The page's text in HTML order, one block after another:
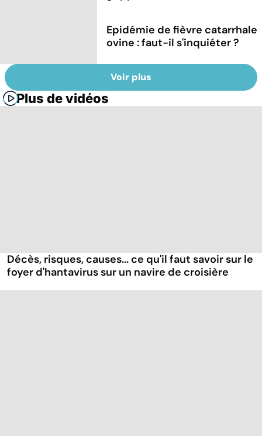
Epidémie de fièvre catarrhale
ovine : faut-il s'inquiéter ?
Voir plus
Plus de vidéos
Décès, risques, causes... ce qu'il faut savoir sur le
foyer d'hantavirus sur un navire de croisière